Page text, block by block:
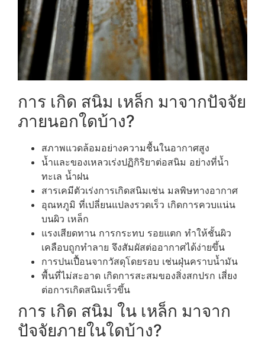
การ เกิด สนิม เหล็ก มาจากปัจจัย
ภายนอกใดบ้าง?
สภาพแวดล้อมอย่างความชื้นในอากาศสูง
น้ำและของเหลวเร่งปฏิกิริยาต่อสนิม อย่างที่น้ำ
ทะเล น้ำฝน
สารเคมีตัวเร่งการเกิดสนิมเช่น มลพิษทางอากาศ
อุณหภูมิ ที่เปลี่ยนแปลงรวดเร็ว เกิดการควบแน่น
บนผิว เหล็ก
แรงเสียดทาน การกระทบ รอยแตก ทำให้ชั้นผิว
เคลือบถูกทำลาย จึงสัมผัสต่ออากาศได้ง่ายขึ้น
การปนเปื้อนจากวัสดุโดยรอบ เช่นฝุ่นคราบน้ำมัน
พื้นที่ไม่สะอาด เกิดการสะสมของสิ่งสกปรก เสี่ยง
ต่อการเกิดสนิมเร็วขึ้น
การ เกิด สนิม ใน เหล็ก มาจาก
ปัจจัยภายในใดบ้าง?